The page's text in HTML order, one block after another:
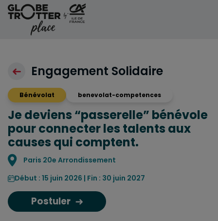
Aller au contenu
Engagement Solidaire
Bénévolat benevolat-competences
Je deviens “passerelle” bénévole
pour connecter les talents aux
causes qui comptent.
Localisation
Paris 20e Arrondissement
Début : 15 juin 2026 | Fin : 30 juin 2027
Postuler